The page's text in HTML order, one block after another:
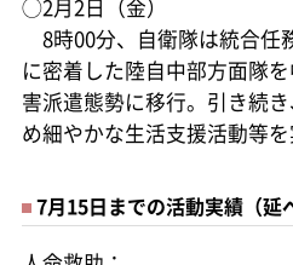
◯2月2日（金）
8時00分、自衛隊は統合任
に密着した陸自中部方面隊
害派遣態勢に移行。引き続
め細やかな生活支援活動等を
7月15日までの活動実績（延